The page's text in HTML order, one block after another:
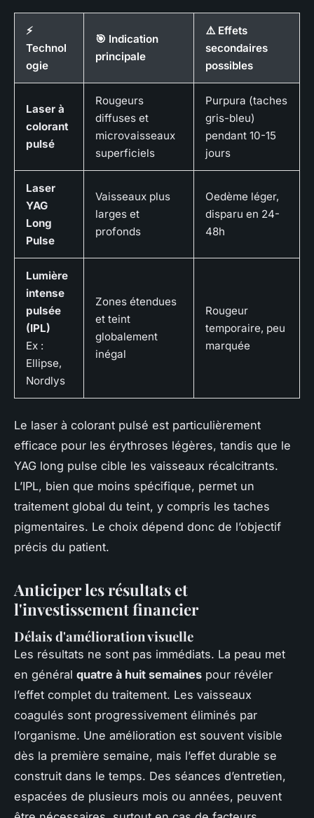
⚡
Technol
ogie
🎯 Indication
principale
⚠️ Effets
secondaires
possibles
Laser à
colorant
pulsé
Rougeurs
diffuses et
microvaisseaux
superficiels
Purpura (taches
gris-bleu)
pendant 10-15
jours
Laser
YAG
Long
Pulse
Vaisseaux plus
larges et
profonds
Oedème léger,
disparu en 24-
48h
Lumière
intense
pulsée
(IPL)
Ex :
Ellipse,
Nordlys
Zones étendues
et teint
globalement
inégal
Rougeur
temporaire, peu
marquée
Le laser à colorant pulsé est particulièrement
efficace pour les érythroses légères, tandis que le
YAG long pulse cible les vaisseaux récalcitrants.
L’IPL, bien que moins spécifique, permet un
traitement global du teint, y compris les taches
pigmentaires. Le choix dépend donc de l’objectif
précis du patient.
Anticiper les résultats et
l'investissement financier
Délais d'amélioration visuelle
Les résultats ne sont pas immédiats. La peau met
en général quatre à huit semaines pour révéler
l’effet complet du traitement. Les vaisseaux
coagulés sont progressivement éliminés par
l’organisme. Une amélioration est souvent visible
dès la première semaine, mais l’effet durable se
construit dans le temps. Des séances d’entretien,
espacées de plusieurs mois ou années, peuvent